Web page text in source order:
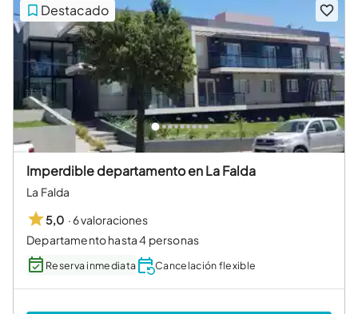
Destacado
Imperdible departamento en La Falda
La Falda
5,0 ·6 valoraciones
Departamento hasta 4 personas
Reserva inmediata Cancelación flexible